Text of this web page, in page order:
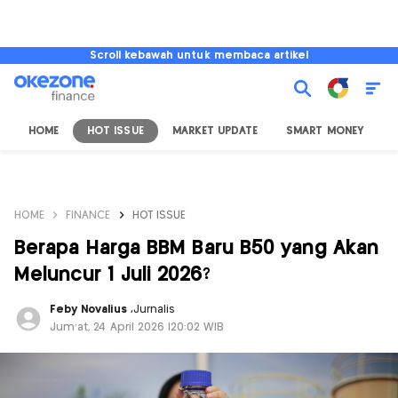
Scroll kebawah untuk membaca artikel
HOME HOT ISSUE MARKET UPDATE SMART MONEY
HOME FINANCE HOT ISSUE
Berapa Harga BBM Baru B50 yang Akan
Meluncur 1 Juli 2026?
Feby Novalius ,Jurnalis
Jum'at, 24 April 2026 |20:02 WIB